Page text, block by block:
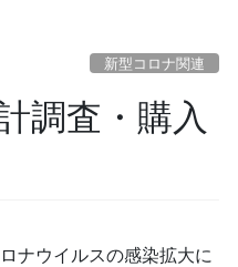
新型コロナ関連
調査・購入
ナウイルスの感染拡大に